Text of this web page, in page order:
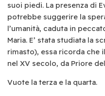
suoi piedi. La presenza di
potrebbe suggerire la
l’umanità, caduta in
Maria. E’ stata studiata la
rimasto), essa ricorda che
nel XV secolo, da Priore
Vuote la terza e la quarta.